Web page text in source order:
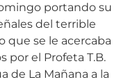
portando su
del terrible
que se le acercaba
por el Profeta T.B.
de La Mañana a la